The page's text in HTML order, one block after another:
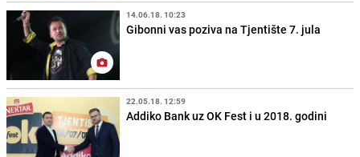
14.06.18. 10:23
Gibonni vas poziva na Tjentište 7. jula
22.05.18. 12:59
Addiko Bank uz OK Fest i u 2018. godini